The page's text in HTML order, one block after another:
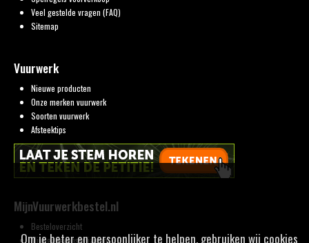
Veel gestelde vragen (FAQ)
Sitemap
Vuurwerk
Nieuwe producten
Onze merken vuurwerk
Soorten vuurwerk
Afsteektips
MijnVuurwerkbestel.nl
Besteloverzicht
Mijn gegevens wijzigen
Om je beter en persoonlijker te helpen, gebruiken wij cookies